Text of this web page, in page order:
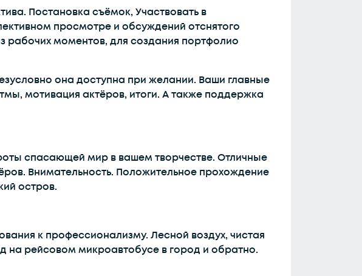
Постановка съёмок, Участвовать в
просмотре и обсуждений отснятого
рабочих моментов, для создания портфолио
она доступна при желании. Ваши главные
мотивация актёров, итоги. А также поддержка
спасающей мир в вашем творчестве. Отличные
Внимательность. Положительное прохождение
остров.
к профессионализму. Лесной воздух, чистая
на рейсовом микроавтобусе в город и обратно.